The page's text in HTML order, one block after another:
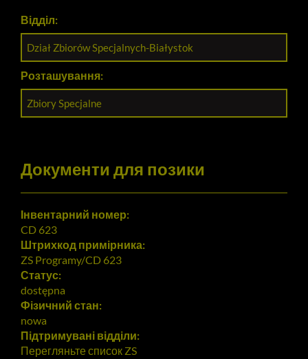
Відділ:
Dział Zbiorów Specjalnych-Białystok
Розташування:
Zbiory Specjalne
Документи для позики
Інвентарний номер:
CD 623
Штрихкод примірника:
ZS Programy/CD 623
Статус:
dostępna
Фізичний стан:
nowa
Підтримувані відділи:
Перегляньте список ZS